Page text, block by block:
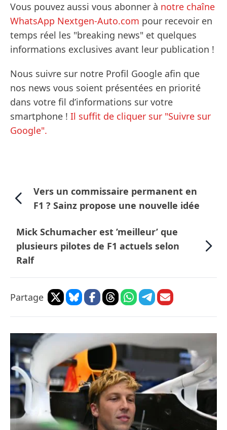
Vous pouvez aussi vous abonner à notre chaîne
WhatsApp Nextgen-Auto.com pour recevoir en
temps réel les "breaking news" et quelques
informations exclusives avant leur publication !
Nous suivre sur notre Profil Google afin que
nos news vous soient présentées en priorité
dans votre fil d’informations sur votre
smartphone ! Il suffit de cliquer sur "Suivre sur
Google".
Vers un commissaire permanent en
F1 ? Sainz propose une nouvelle idée
Mick Schumacher est ’meilleur’ que
plusieurs pilotes de F1 actuels selon
Ralf
Partage